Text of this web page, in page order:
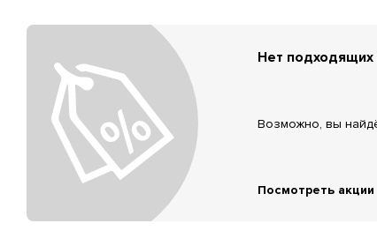
Нет
Возможно, вы
Посмотреть акции